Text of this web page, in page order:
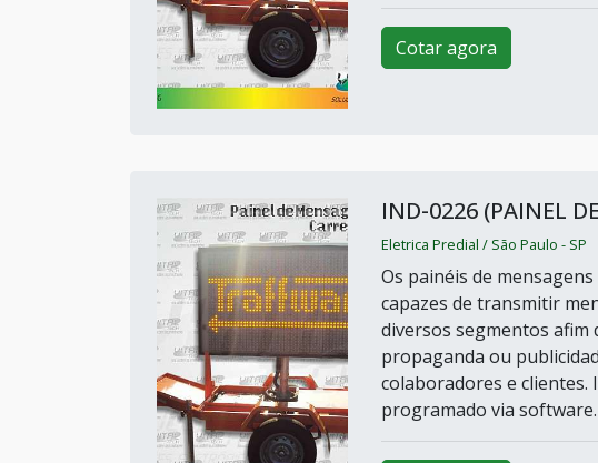
Cotar agora
IND-0226 (PAINEL
Eletrica Predial / São Paulo - SP
Os painéis de
capazes de transmitir
diversos segmentos afim
propaganda ou
colaboradores e
programado via